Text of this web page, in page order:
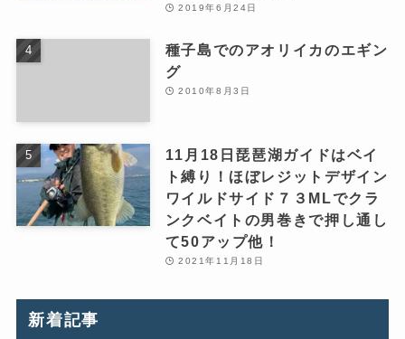
2019年6月24日
種子島でのアオリイカのエギン
グ
2010年8月3日
11月18日琵琶湖ガイドはベイ
ト縛り！ほぼレジットデザイン
ワイルドサイド７３MLでクラ
ンクベイトの男巻きで押し通し
て50アップ他！
2021年11月18日
新着記事